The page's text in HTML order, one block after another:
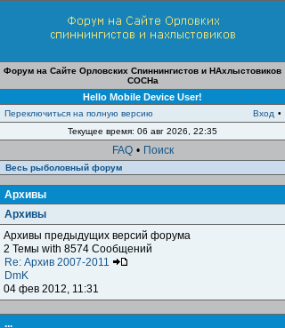
Форум на Сайте Орловских Спиннингистов и НАхлыстовиков
СОСНа
Hello Mobile Device User!
Переключиться на полную версию Вход •
Текущее время: 06 авг 2026, 22:35
FAQ • Поиск
Весь рыболовный форум
Архивы
Архивы
Архивы предыдущих версий форума
2 Темы with 8574 Сообщений
Re: Архив 2007-2011
DmK
04 фев 2012, 11:31
...